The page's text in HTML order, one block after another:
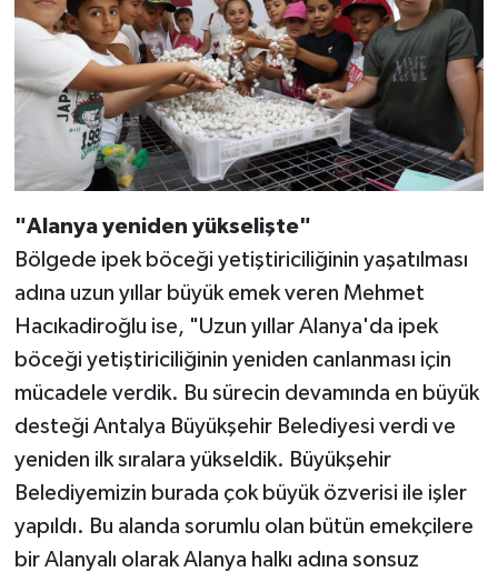
"Alanya yeniden yükselişte"
Bölgede ipek böceği yetiştiriciliğinin yaşatılması
adına uzun yıllar büyük emek veren Mehmet
Hacıkadiroğlu ise, "Uzun yıllar Alanya'da ipek
böceği yetiştiriciliğinin yeniden canlanması için
mücadele verdik. Bu sürecin devamında en büyük
desteği Antalya Büyükşehir Belediyesi verdi ve
yeniden ilk sıralara yükseldik. Büyükşehir
Belediyemizin burada çok büyük özverisi ile işler
yapıldı. Bu alanda sorumlu olan bütün emekçilere
bir Alanyalı olarak Alanya halkı adına sonsuz